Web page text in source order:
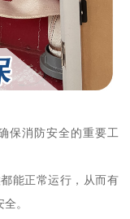
保消防安全的重要工
能正常运行，从而有
。